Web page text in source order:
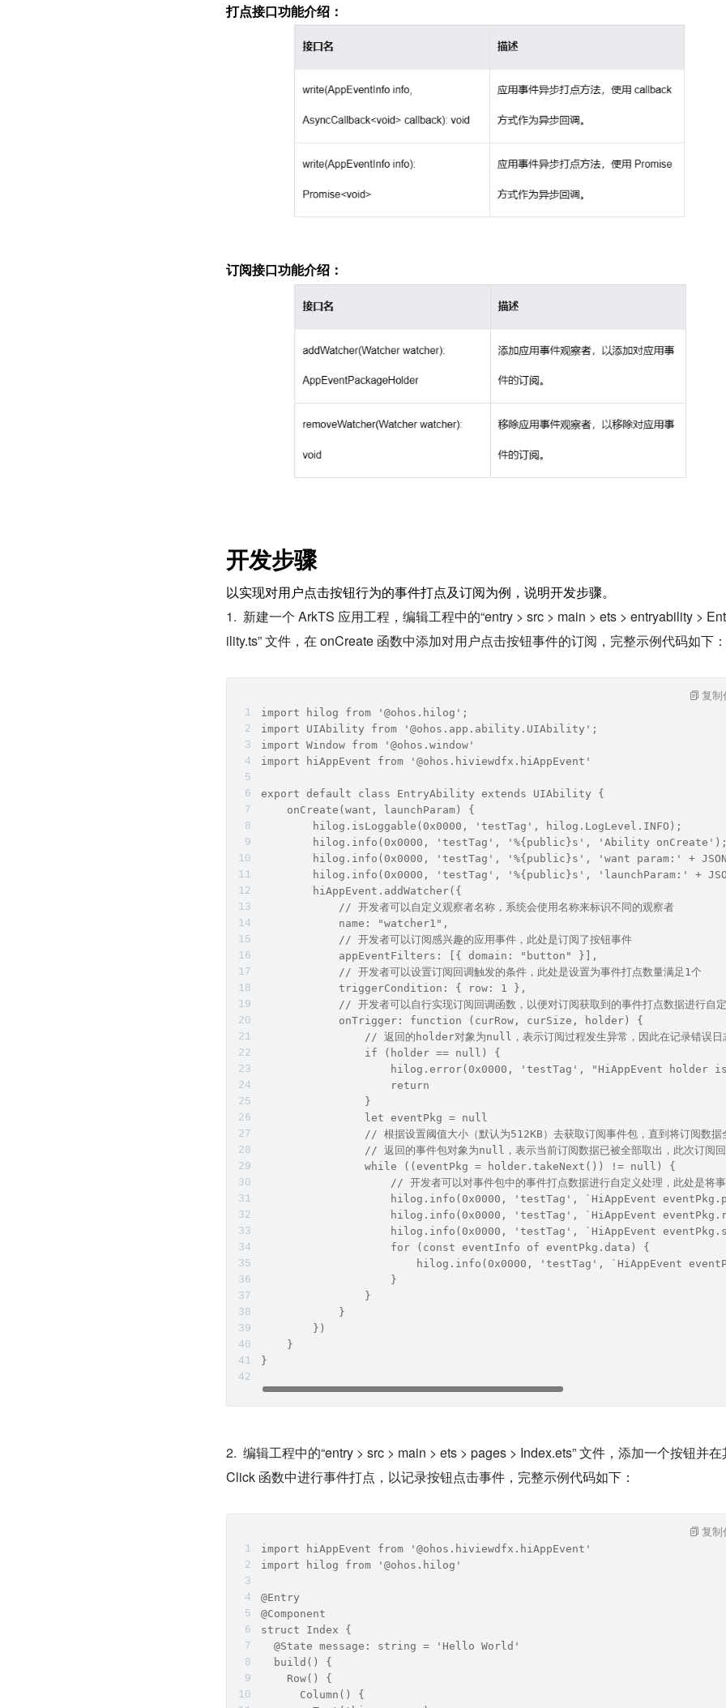
打点接口功能介绍：
订阅接口功能介绍：
开发步骤
以实现对用户点击按钮行为的事件打点及订阅为例，说明开发步骤。
1. 新建一个 ArkTS 应用工程，编辑工程中的“entry > src > main > ets > entryability >
ility.ts” 文件，在 onCreate 函数中添加对用户点击按钮事件的订阅，完整示例代码如下：
import hilog from '@ohos.hilog';
import UIAbility from '@ohos.app.ability.UIAbility';
import Window from '@ohos.window'
import hiAppEvent from '@ohos.hiviewdfx.hiAppEvent'
export default class EntryAbility extends UIAbility {
    onCreate(want, launchParam) {
hilog.isLoggable(0x0000, 'testTag', hilog.LogLevel.INFO);
hilog.info(0x0000, 'testTag', '%{public}s', 'Ability
hilog.info(0x0000, 'testTag', '%{public}s', 'want param:' +
hilog.info(0x0000, 'testTag', '%{public}s', 'launchParam:' +
hiAppEvent.addWatcher({
            // 开发者可以自定义观察者名称，系统会使用名称来标识不同的观察者
name: "watcher1",
            // 开发者可以订阅感兴趣的应用事件，此处是订阅了按钮事件
appEventFilters: [{ domain: "button" }],
            // 开发者可以设置订阅回调触发的条件，此处是设置为事件打点数量满足1个
triggerCondition: { row: 1 },
// 开发者可以自行实现订阅回调函数，以便对订阅获取到的事件打点数据进行自
            onTrigger: function (curRow, curSize, holder) {
// 返回的holder对象为null，表示订阅过程发生异常，因此在记录错误日
                if (holder == null) {
hilog.error(0x0000, 'testTag', "HiAppEvent holder is
                    return
                }
                let eventPkg = null
// 根据设置阈值大小（默认为512KB）去获取订阅事件包，直到将订阅数据
// 返回的事件包对象为null，表示当前订阅数据已被全部取出，此次订阅
                while ((eventPkg = holder.takeNext()) != null) {
// 开发者可以对事件包中的事件打点数据进行自定义处理，此处是将事
hilog.info(0x0000, 'testTag', `HiAppEvent
hilog.info(0x0000, 'testTag', `HiAppEvent
hilog.info(0x0000, 'testTag', `HiAppEvent
                    for (const eventInfo of eventPkg.data) {
hilog.info(0x0000, 'testTag', `HiAppEvent
                    }
                }
            }
        })
    }
}
复制
2. 编辑工程中的“entry > src > main > ets > pages > Index.ets” 文件，添加一个按钮并
Click 函数中进行事件打点，以记录按钮点击事件，完整示例代码如下：
import hiAppEvent from '@ohos.hiviewdfx.hiAppEvent'
import hilog from '@ohos.hilog'
@Entry
@Component
struct Index {
@State message: string = 'Hello World'
  build() {
    Row() {
      Column() {
复制